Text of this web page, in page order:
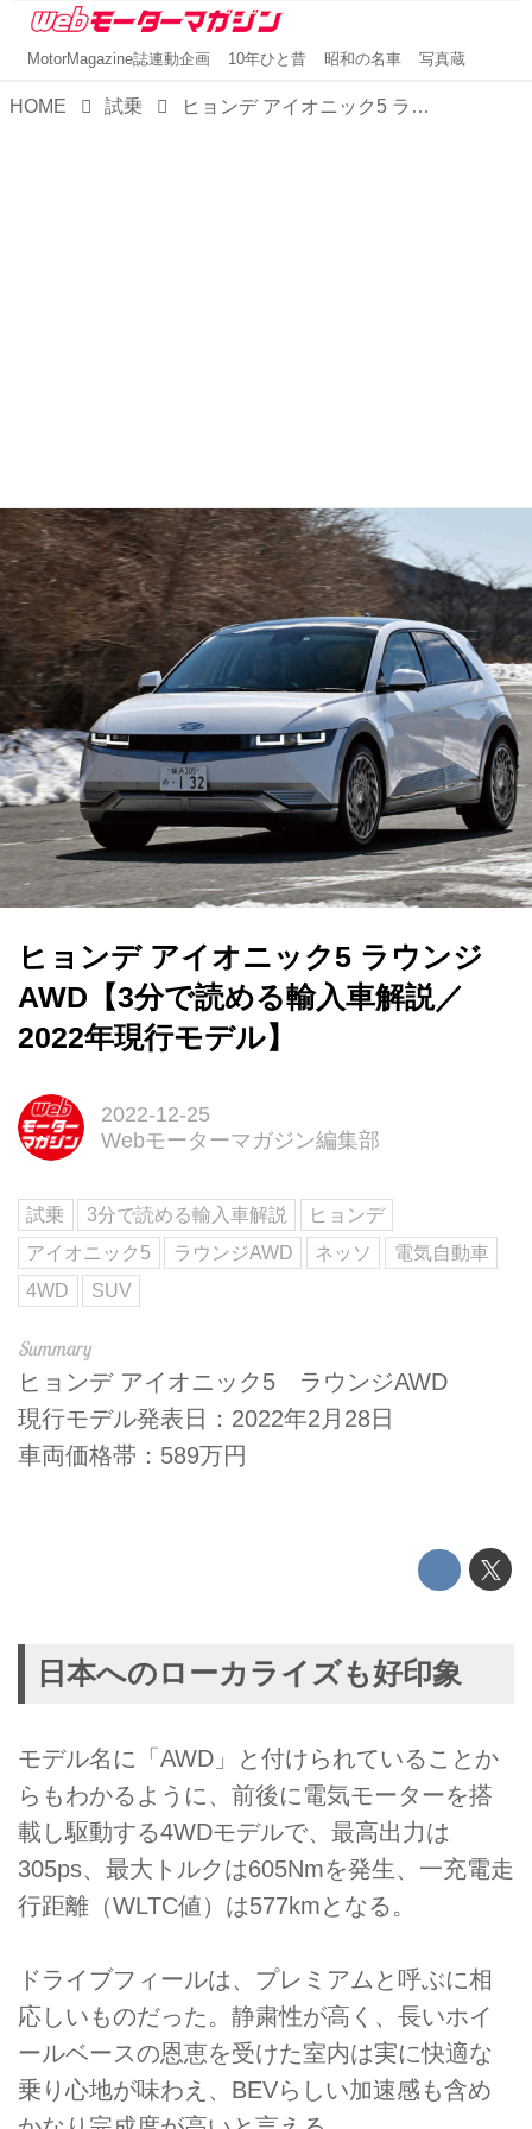
MotorMagazine誌連動企画 10年ひと昔 昭和の名車 写真蔵
HOME 試乗 ヒョンデ アイオニック5 ラウンジAWD【3分で読める輸入車解説／2022年現行モデル】
ヒョンデ アイオニック5 ラウンジ
AWD【3分で読める輸入車解説／
2022年現行モデル】
2022-12-25
Webモーターマガジン編集部
試乗 3分で読める輸入車解説
ヒョンデ
アイオニック5
ラウンジAWD ネッソ
電気自動車
4WD
SUV
ヒョンデ アイオニック5 ラウンジAWD
現行モデル発表日：2022年2月28日
車両価格帯：589万円
日本へのローカライズも好印象
モデル名に「AWD」と付けられていることか
らもわかるように、前後に電気モーターを搭
載し駆動する4WDモデルで、最高出力は
305ps、最大トルクは605Nmを発生、一充電走
行距離（WLTC値）は577kmとなる。
ドライブフィールは、プレミアムと呼ぶに相
応しいものだった。静粛性が高く、長いホイ
ールベースの恩恵を受けた室内は実に快適な
乗り心地が味わえ、BEVらしい加速感も含め